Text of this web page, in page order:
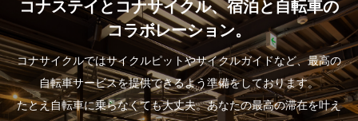
コナステイとコナサイクル、宿泊と自転車の
コラボレーション。
コナサイクルではサイクルピットやサイクルガイドなど、最高の
自転車サービスを提供できるよう準備をしております。
たとえ自転車に乗らなくても大丈夫。あなたの最高の滞在を叶え